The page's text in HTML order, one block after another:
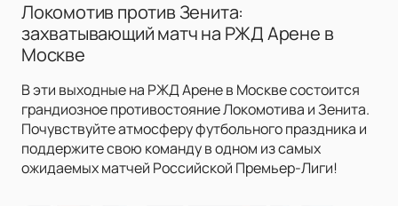
Локомотив против Зенита:
захватывающий матч на РЖД Арене в
Москве
В эти выходные на РЖД Арене в Москве состоится
грандиозное противостояние Локомотива и Зенита.
Почувствуйте атмосферу футбольного праздника и
поддержите свою команду в одном из самых
ожидаемых матчей Российской Премьер-Лиги!